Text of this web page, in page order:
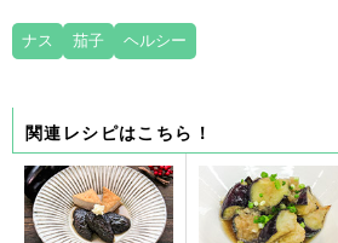
ナス 茄子 ヘルシー
関連レシピはこちら！